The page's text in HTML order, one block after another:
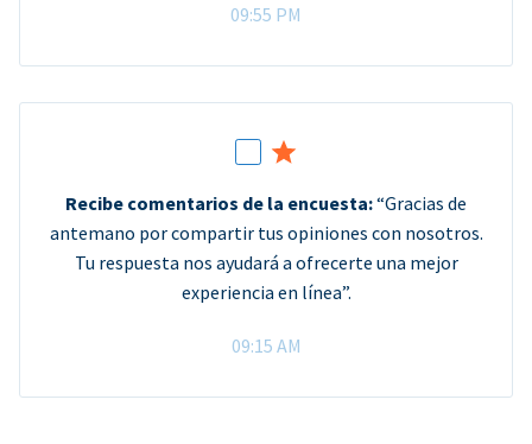
09:55 PM
Recibe comentarios de la encuesta:“Gracias de
antemano por compartir tus opiniones con nosotros.
Tu respuesta nos ayudará a ofrecerte una mejor
experiencia en línea”.
09:15 AM